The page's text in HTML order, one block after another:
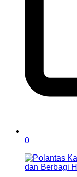
0